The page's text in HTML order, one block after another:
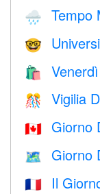
🌧 Tempo
🤓
🛍
🎊 Vigilia
🇨🇦 Giorno
🗺️ Giorno
🇫🇷 Il